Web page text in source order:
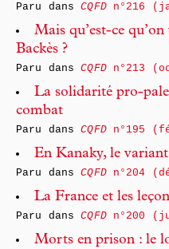
Paru dansCQFDn°216
Mais qu’est-ce
Backès ?
Paru dansCQFDn°213
La solidarité pro-
combat
Paru dansCQFDn°195
En Kanaky, le
Paru dansCQFDn°204
La France et les
Paru dansCQFDn°200
Morts en prison : le